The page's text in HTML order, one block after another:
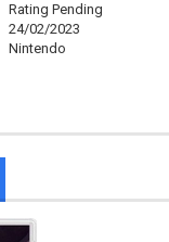
Pending
2023